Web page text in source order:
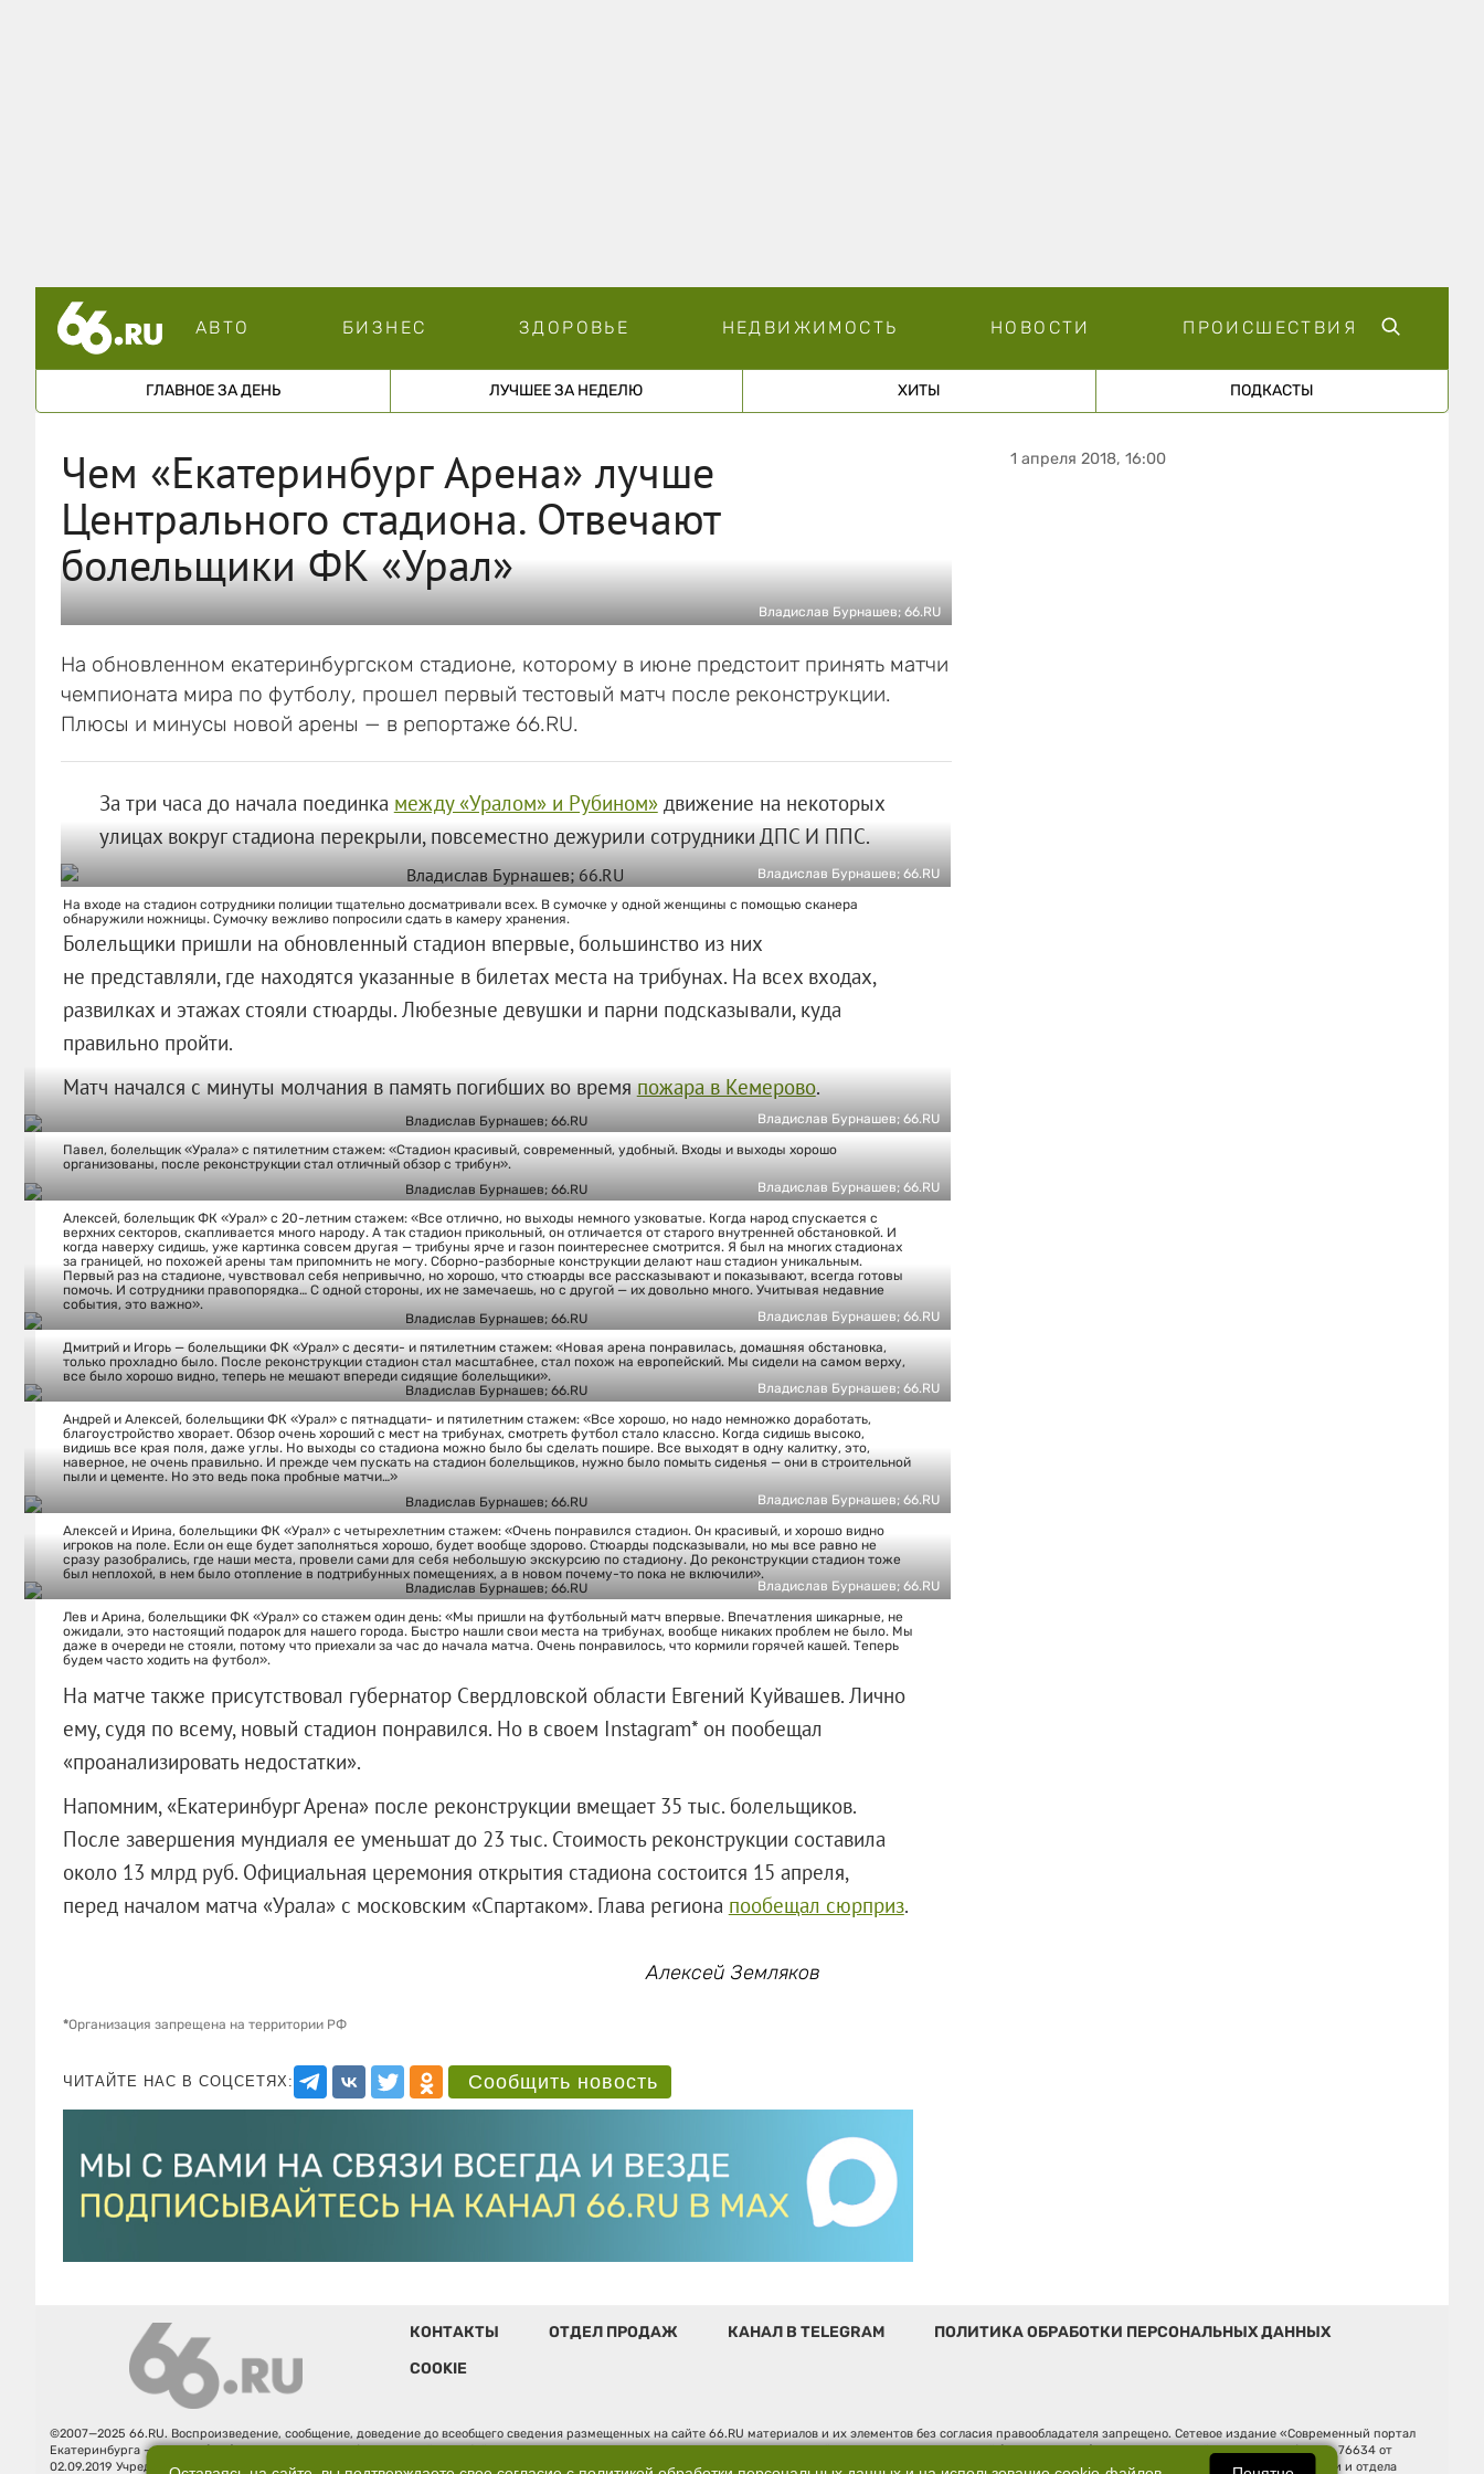
АВТО БИЗНЕС ЗДОРОВЬЕ НЕДВИЖИМОСТЬ НОВОСТИ ПРОИСШЕСТВИЯ
ГЛАВНОЕ ЗА ДЕНЬ ЛУЧШЕЕ ЗА НЕДЕЛЮ ХИТЫ ПОДКАСТЫ
Чем «Екатеринбург Арена» лучше
Центрального стадиона. Отвечают
болельщики ФК «Урал»
Владислав Бурнашев; 66.RU
На обновленном екатеринбургском стадионе, которому в июне предстоит принять матчи
чемпионата мира по футболу, прошел первый тестовый матч после реконструкции.
Плюсы и минусы новой арены — в репортаже 66.RU.
За три часа до начала поединка между «Уралом» и Рубином»движение на некоторых
улицах вокруг стадиона перекрыли, повсеместно дежурили сотрудники ДПС И ППС.
Владислав Бурнашев; 66.RU
На входе на стадион сотрудники полиции тщательно досматривали всех. В сумочке у одной женщины с помощью сканера
обнаружили ножницы. Сумочку вежливо попросили сдать в камеру хранения.
Болельщики пришли на обновленный стадион впервые, большинство из них
не представляли, где находятся указанные в билетах места на трибунах. На всех входах,
развилках и этажах стояли стюарды. Любезные девушки и парни подсказывали, куда
правильно пройти.
Матч начался с минуты молчания в память погибших во времяпожара в Кемерово.
Владислав Бурнашев; 66.RU
Павел, болельщик «Урала» с пятилетним стажем: «Стадион красивый, современный, удобный. Входы и выходы хорошо
организованы, после реконструкции стал отличный обзор с трибун».
Владислав Бурнашев; 66.RU
Алексей, болельщик ФК «Урал» с 20-летним стажем: «Все отлично, но выходы немного узковатые. Когда народ спускается с
верхних секторов, скапливается много народу. А так стадион прикольный, он отличается от старого внутренней обстановкой. И
когда наверху сидишь, уже картинка совсем другая — трибуны ярче и газон поинтереснее смотрится. Я был на многих стадионах
за границей, но похожей арены там припомнить не могу. Сборно-разборные конструкции делают наш стадион уникальным.
Первый раз на стадионе, чувствовал себя непривычно, но хорошо, что стюарды все рассказывают и показывают, всегда готовы
помочь. И сотрудники правопорядка… С одной стороны, их не замечаешь, но с другой — их довольно много. Учитывая недавние
события, это важно».
Владислав Бурнашев; 66.RU
Дмитрий и Игорь — болельщики ФК «Урал» с десяти- и пятилетним стажем: «Новая арена понравилась, домашняя обстановка,
только прохладно было. После реконструкции стадион стал масштабнее, стал похож на европейский. Мы сидели на самом верху,
все было хорошо видно, теперь не мешают впереди сидящие болельщики».
Владислав Бурнашев; 66.RU
Андрей и Алексей, болельщики ФК «Урал» с пятнадцати- и пятилетним стажем: «Все хорошо, но надо немножко доработать,
благоустройство хворает. Обзор очень хороший с мест на трибунах, смотреть футбол стало классно. Когда сидишь высоко,
видишь все края поля, даже углы. Но выходы со стадиона можно было бы сделать пошире. Все выходят в одну калитку, это,
наверное, не очень правильно. И прежде чем пускать на стадион болельщиков, нужно было помыть сиденья — они в строительной
пыли и цементе. Но это ведь пока пробные матчи…»
Владислав Бурнашев; 66.RU
Алексей и Ирина, болельщики ФК «Урал» с четырехлетним стажем: «Очень понравился стадион. Он красивый, и хорошо видно
игроков на поле. Если он еще будет заполняться хорошо, будет вообще здорово. Стюарды подсказывали, но мы все равно не
сразу разобрались, где наши места, провели сами для себя небольшую экскурсию по стадиону. До реконструкции стадион тоже
был неплохой, в нем было отопление в подтрибунных помещениях, а в новом почему-то пока не включили».
Владислав Бурнашев; 66.RU
Лев и Арина, болельщики ФК «Урал» со стажем один день: «Мы пришли на футбольный матч впервые. Впечатления шикарные, не
ожидали, это настоящий подарок для нашего города. Быстро нашли свои места на трибунах, вообще никаких проблем не было. Мы
даже в очереди не стояли, потому что приехали за час до начала матча. Очень понравилось, что кормили горячей кашей. Теперь
будем часто ходить на футбол».
На матче также присутствовал губернатор Свердловской области Евгений Куйвашев. Лично
ему, судя по всему, новый стадион понравился. Но в своем Instagram* он пообещал
«проанализировать недостатки».
Напомним, «Екатеринбург Арена» после реконструкции вмещает 35 тыс. болельщиков.
После завершения мундиаля ее уменьшат до 23 тыс. Стоимость реконструкции составила
около 13 млрд руб. Официальная церемония открытия стадиона состоится 15 апреля,
перед началом матча «Урала» с московским «Спартаком». Глава региона пообещал сюрприз.
Алексей Земляков
*Организация запрещена на территории РФ
ЧИТАЙТЕ НАС В СОЦСЕТЯХ: Сообщить новость
1 апреля 2018, 16:00
КОНТАКТЫ ОТДЕЛ ПРОДАЖ КАНАЛ В TELEGRAM
ПОЛИТИКА ОБРАБОТКИ ПЕРСОНАЛЬНЫХ ДАННЫХ
COOKIE
©2007—2025 66.RU. Воспроизведение, сообщение, доведение до всеобщего сведения размещенных на сайте 66.RU материалов и их элементов без согласия правообладателя запрещено. Сетевое издание «Современный портал
Екатеринбурга — «66.ru» (18+) зарегистрировано Федеральной службой по надзору в сфере связи, информационных технологий и массовых коммуникаций (Роскомнадзор). Регистрационный номер ЭЛ № ФС 77 - 76634 от
02.09.2019 Учредитель: Общество с ограниченной ответственностью "66.ру". Юридический адрес: 620014, Свердловская обл., г. Екатеринбург, ул. Бориса Ельцина, строение 3, оф. 7015 Фактический адрес редакции и отдела